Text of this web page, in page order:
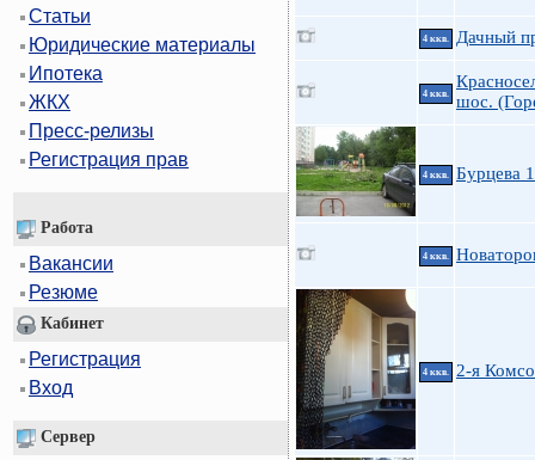
Статьи
Юридические материалы
Ипотека
ЖКХ
Пресс-релизы
Регистрация прав
Работа
Вакансии
Резюме
Кабинет
Регистрация
Вход
Сервер
4 ккв. Дачный
4 ккв.
шос.
4 ккв. Бурцева
4 ккв.
4 ккв. 2-я